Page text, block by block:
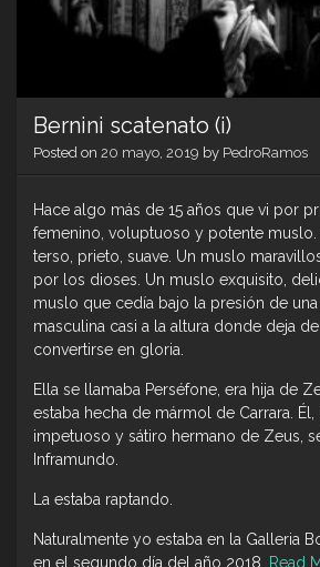
Bernini scatenato (i)
Posted on 20 mayo, 2019 by PedroRamos
Hace algo más de 15 años que vi por
femenino, voluptuoso y potente muslo.
terso, prieto, suave. Un muslo
por los dioses. Un muslo exquisito,
muslo que cedía bajo la presión de
masculina casi a la altura donde deja
convertirse en gloria.
Ella se llamaba Perséfone, era hija de
estaba hecha de mármol de Carrara. Él,
impetuoso y sátiro hermano de Zeus,
Inframundo.
La estaba raptando.
Naturalmente yo estaba en la Galleria
en el segundo día del año 2018.
Read